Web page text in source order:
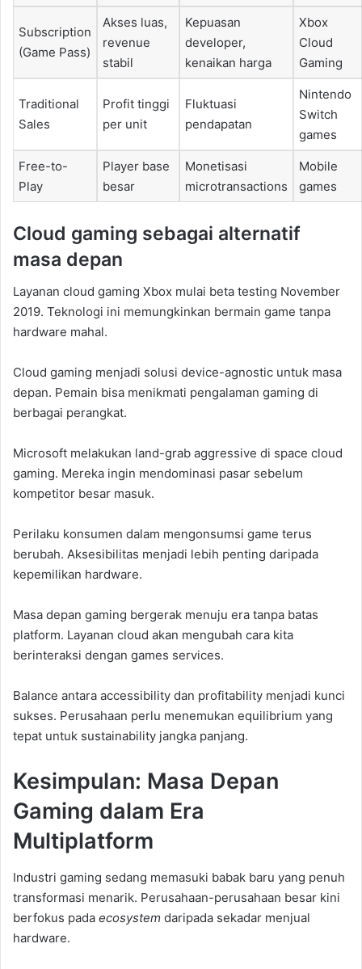
Subscription
(Game Pass)
Akses luas,
revenue
stabil
Kepuasan
developer,
kenaikan harga
Xbox
Cloud
Gaming
Traditional
Sales
Profit tinggi
per unit
Fluktuasi
pendapatan
Nintendo
Switch
games
Free-to-
Play
Player base
besar
Monetisasi
microtransactions
Mobile
games
Cloud gaming sebagai alternatif
masa depan
Layanan cloud gaming Xbox mulai beta testing November
2019. Teknologi ini memungkinkan bermain game tanpa
hardware mahal.
Cloud gaming menjadi solusi device-agnostic untuk masa
depan. Pemain bisa menikmati pengalaman gaming di
berbagai perangkat.
Microsoft melakukan land-grab aggressive di space cloud
gaming. Mereka ingin mendominasi pasar sebelum
kompetitor besar masuk.
Perilaku konsumen dalam mengonsumsi game terus
berubah. Aksesibilitas menjadi lebih penting daripada
kepemilikan hardware.
Masa depan gaming bergerak menuju era tanpa batas
platform. Layanan cloud akan mengubah cara kita
berinteraksi dengan games services.
Balance antara accessibility dan profitability menjadi kunci
sukses. Perusahaan perlu menemukan equilibrium yang
tepat untuk sustainability jangka panjang.
Kesimpulan: Masa Depan
Gaming dalam Era
Multiplatform
Industri gaming sedang memasuki babak baru yang penuh
transformasi menarik. Perusahaan-perusahaan besar kini
berfokus pada ecosystem daripada sekadar menjual
hardware.